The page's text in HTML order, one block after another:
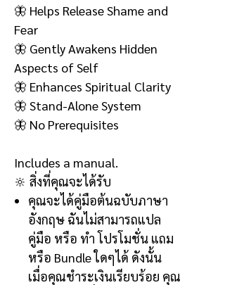
🦋 Helps Release Shame and
Fear
🦋 Gently Awakens Hidden
Aspects of Self
🦋 Enhances Spiritual Clarity
🦋 Stand-Alone System
🦋 No Prerequisites
Includes a manual.
🔆 สิ่งที่คุณจะได้รับ
คุณจะได้คู่มือต้นฉบับภาษา
อังกฤษ ฉันไม่สามารถแปล
คู่มือ หรือ ทำ โปรโมชั่น แถม
หรือ Bundleใดๆได้ ดังนั้น
เมื่อคุณชำระเงินเรียบร้อย คุณ